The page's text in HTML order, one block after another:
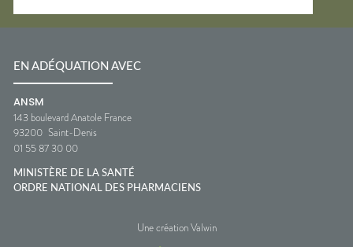
EN ADÉQUATION AVEC
ANSM
143 boulevard Anatole France
93200 Saint-Denis
01 55 87 30 00
MINISTÈRE DE LA SANTÉ
ORDRE NATIONAL DES PHARMACIENS
Une création Valwin